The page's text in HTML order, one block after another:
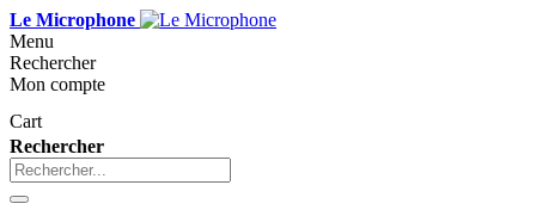
Le Microphone
Menu
Rechercher
Mon compte
Cart
Rechercher